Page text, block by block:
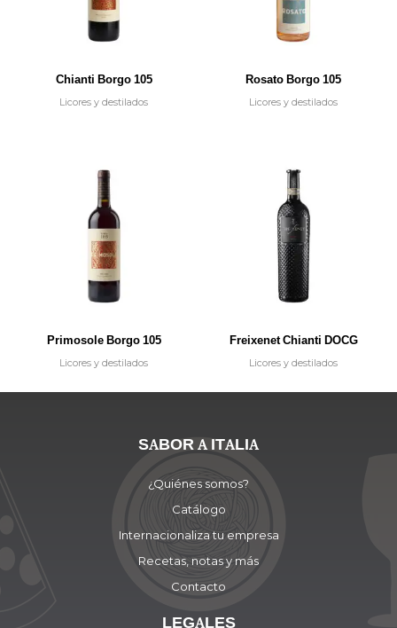
Chianti Borgo 105
Licores y destilados
Rosato Borgo 105
Licores y destilados
Primosole Borgo 105
Licores y destilados
Freixenet Chianti DOCG
Licores y destilados
SABOR A ITALIA
¿Quiénes somos?
Catálogo
Internacionaliza tu empresa
Recetas, notas y más
Contacto
LEGALES